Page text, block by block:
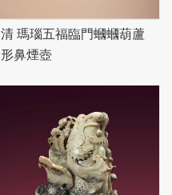
清 瑪瑙五福臨門蟈蟈葫蘆
形鼻煙壺